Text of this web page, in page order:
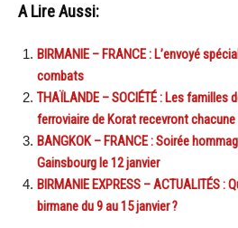
A Lire Aussi:
BIRMANIE – FRANCE : L’envoyé
combats
THAÏLANDE – SOCIÉTÉ : Les familles
ferroviaire de Korat recevront
BANGKOK – FRANCE : Soirée
Gainsbourg le 12 janvier
BIRMANIE EXPRESS – ACTUALITÉS :
birmane du 9 au 15 janvier ?